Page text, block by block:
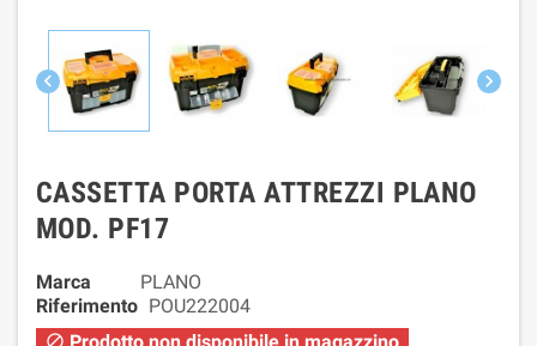
 
CASSETTA PORTA ATTREZZI PLANO
MOD. PF17
Marca
PLANO
Riferimento POU222004
 Prodotto non disponibile in magazzino